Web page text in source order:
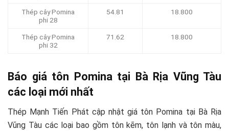
Thép cây Pomina
phi 28
54.81 18.800
Thép cây Pomina
phi 32
71.62 18.800
Báo giá tôn Pomina tại Bà Rịa Vũng Tàu
các loại mới nhất
Thép Mạnh Tiến Phát cập nhật giá tôn Pomina tại Bà Rịa
Vũng Tàu các loại bao gồm tôn kẽm, tôn lạnh và tôn màu,